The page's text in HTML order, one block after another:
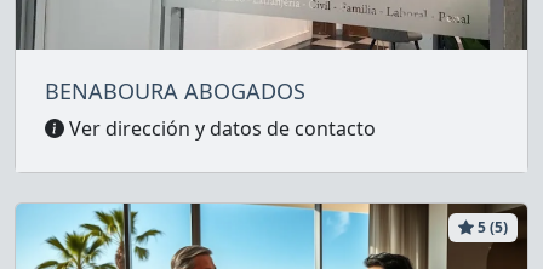
BENABOURA ABOGADOS
Ver dirección y datos de contacto
5 (5)